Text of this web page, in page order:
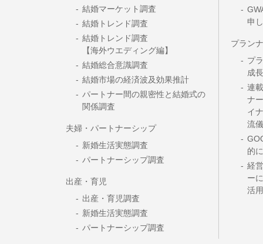
結婚マーケット調査
結婚トレンド調査
結婚トレンド調査
【海外ウエディング編】
結婚総合意識調査
結婚市場の経済波及効果推計
パートナー間の親密性と結婚式の
関係調査
夫婦・パートナーシップ
新婚生活実態調査
パートナーシップ調査
出産・育児
出産・育児調査
新婚生活実態調査
パートナーシップ調査
申
プラン
プ
成
連
ナ
イ
流
的
経
ー
活